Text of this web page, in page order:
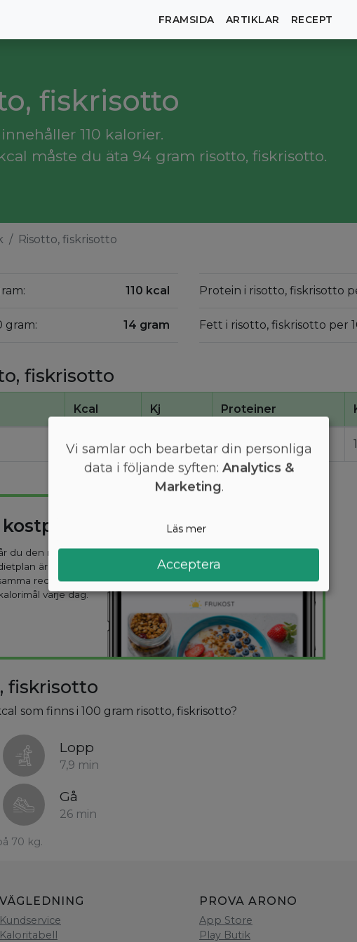
FRAMSIDA ARTIKLAR RECEPT
fiskrisotto
110 kalorier.
måste du äta 94 gram risotto, fiskrisotto.
Risotto, fiskrisotto
110 kcal
gram: 14 gram
Protein i risotto, fiskrisotto
Fett i risotto, fiskrisotto per
fiskrisotto
Kcal Kj Proteiner
110 440 5,5
du den mest
är
recept
varje dag.
fiskrisotto
som finns i 100 gram risotto, fiskrisotto?
Lopp
7,9 min
Gå
26 min
70 kg.
VÄGLEDNING
Kundservice
Kaloritabell
PROVA ARONO
App Store
Play Butik
Vi samlar och bearbetar din personliga
data i följande syften: Analytics &
Marketing.
Läs mer
Acceptera